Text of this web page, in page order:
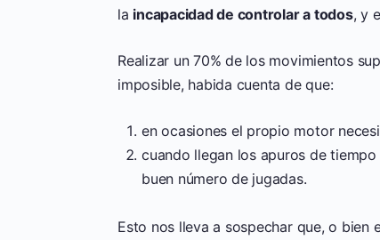
la incapacidad de controlar a todos, y
Realizar un 70% de los movimientos
imposible, habida cuenta de que:
en ocasiones el propio motor
cuando llegan los apuros de tiempo
buen número de jugadas.
Esto nos lleva a sospechar que, o bien